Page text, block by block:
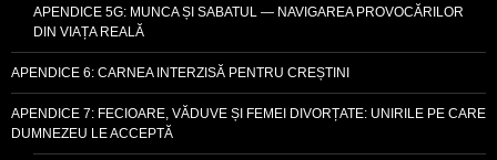
APENDICE 5G: MUNCA ȘI SABATUL — NAVIGAREA PROVOCĂRILOR
DIN VIAȚA REALĂ
APENDICE 6: CARNEA INTERZISĂ PENTRU CREȘTINI
APENDICE 7: FECIOARE, VĂDUVE ȘI FEMEI DIVORȚATE: UNIRILE PE CARE
DUMNEZEU LE ACCEPTĂ